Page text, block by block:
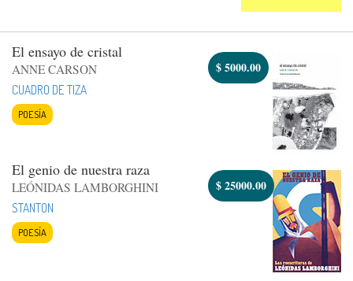
El ensayo de cristal
ANNE CARSON
CUADRO DE TIZA
POESÍA
$5000.00
El genio de nuestra raza
LEÓNIDAS LAMBORGHINI
STANTON
POESÍA
$25000.00